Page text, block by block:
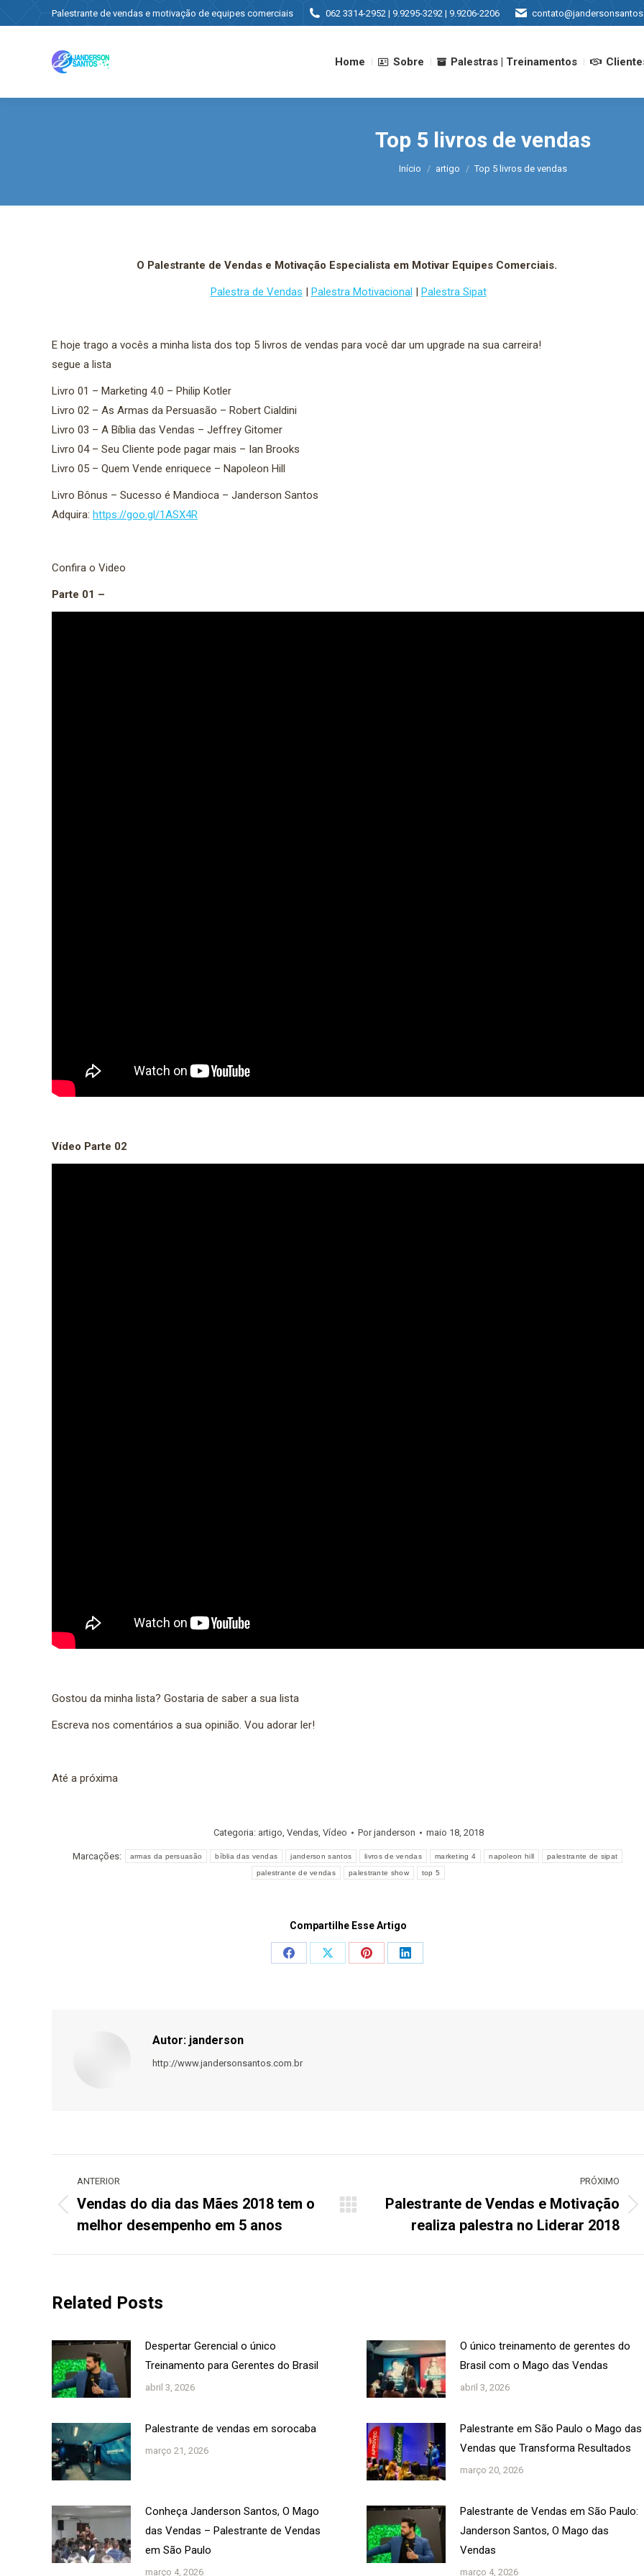
Palestrante de vendas e motivação de equipes comerciais 062 3314-2952 | 9.9295-3292 | 9.9206-2206
Home Sobre Palestras | Treinamentos
Top 5 livros de vendas
Você está aqui:
Início artigo Top 5 livros de vendas
O Palestrante de Vendas e Motivação Especialista em Motivar Equipes Comerciais.
Palestra de Vendas | Palestra Motivacional | Palestra Sipat
E hoje trago a vocês a minha lista dos top 5 livros de vendas para você dar um upgrade na sua carreira!
segue a lista
Livro 01 – Marketing 4.0 – Philip Kotler
Livro 02 – As Armas da Persuasão – Robert Cialdini
Livro 03 – A Bíblia das Vendas – Jeffrey Gitomer
Livro 04 – Seu Cliente pode pagar mais – Ian Brooks
Livro 05 – Quem Vende enriquece – Napoleon Hill
Livro Bônus – Sucesso é Mandioca – Janderson Santos
Adquira: https://goo.gl/1ASX4R
Confira o Video
Parte 01 –
Vídeo Parte 02
Gostou da minha lista? Gostaria de saber a sua lista
Escreva nos comentários a sua opinião. Vou adorar ler!
Até a próxima
Categoria: artigo, Vendas, Vídeo Porjanderson maio 18, 2018
Marcações: armas da persuasão bíblia das vendas janderson santos livros de vendas marketing 4 napoleon hill palestrante de sipat
palestrante de vendas palestrante show top 5
Compartilhe Esse Artigo
Share
Share
Share
Share
Autor: janderson
http://www.jandersonsantos.com.br
post:
ANTERIOR
anterior:
Vendas do dia das Mães 2018 tem o
melhor desempenho em 5 anos
PRÓXIMO
Palestrante de Vendas e Motivação
realiza palestra no Liderar 2018
Related Posts
Despertar Gerencial o único
Treinamento para Gerentes do Brasil
abril 3, 2026
O único treinamento de gerentes do
Brasil com o Mago das Vendas
abril 3, 2026
Palestrante de vendas em sorocaba
março 21, 2026
Palestrante em São Paulo o Mago das
Vendas que Transforma Resultados
março 20, 2026
Conheça Janderson Santos, O Mago
das Vendas – Palestrante de Vendas
em São Paulo
março 4, 2026
Palestrante de Vendas em São Paulo:
Janderson Santos, O Mago das
Vendas
março 4, 2026
Palestras | Treinamentos